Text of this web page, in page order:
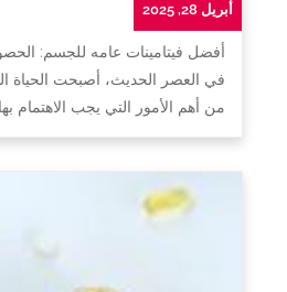
أبريل 28, 2025
أفضل فيتامينات عامه للجسم:
في العصر الحديث، أصبحت الحياة
من أهم الأمور التي يجب الاهتمام